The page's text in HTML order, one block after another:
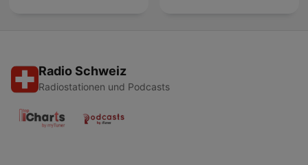
Radio Schweiz
Radiostationen und Podcasts